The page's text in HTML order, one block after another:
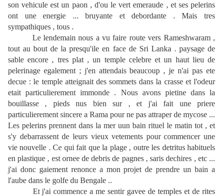
son vehicule est un paon , d'ou le vert emeraude , et ses pelerins
ont une energie ... bruyante et debordante . Mais tres
sympathiques , tous .
Le lendemain nous a vu faire route vers Rameshwaram ,
tout au bout de la presqu'ile en face de Sri Lanka . paysage de
sable encore , tres plat , un temple celebre et un haut lieu de
pelerinage egalement ; j'en attendais beaucoup , je n'ai pas ete
decue : le temple atteignait des sommets dans la crasse et l'odeur
etait particulierement immonde . Nous avons pietine dans la
bouillasse , pieds nus bien sur , et j'ai fait une priere
particulierement sincere a Rama pour ne pas attraper de mycose ...
Les pelerins prennent dans la mer uun bain rituel le matin tot , et
s'y debarrassent de leurs vieux vetements pour commencer une
vie nouvelle . Ce qui fait que la plage , outre les detritus habituels
en plastique , est ornee de debris de pagnes , saris dechires , etc ...
j'ai donc gaiement renonce a mon projet de prendre un bain a
l'aube dans le golfe du Bengale ..
Et j'ai commence a me sentir gavee de temples et de rites